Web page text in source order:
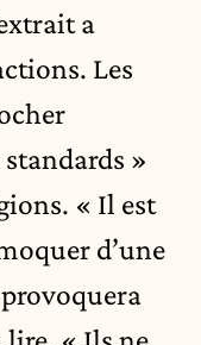
a
Les
»
« Il est
d’une